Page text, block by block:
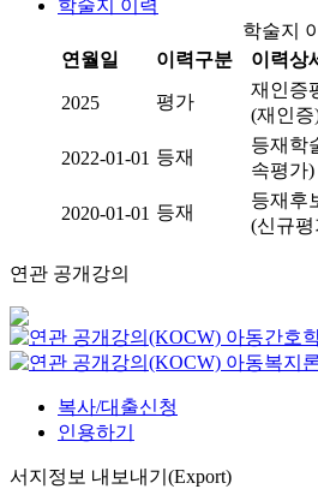
학술지 이력
학술지
연월일
이력구분 이력상
2025 평가
재인증
(재인증
2022-01-01 등재
등재학
속평가)
2020-01-01 등재
등재후
(신규평
연관 공개강의
아동간호
아동복지
복사/대출신청
인용하기
서지정보 내보내기(Export)